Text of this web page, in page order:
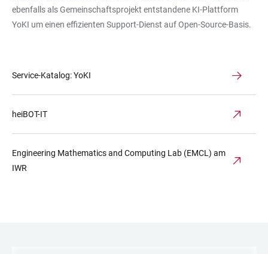
ebenfalls als Gemeinschaftsprojekt entstandene KI-Plattform
YoKI um einen effizienten Support-Dienst auf Open-Source-Basis.
Service-Katalog: YoKI
heiBOT-IT
Engineering Mathematics and Computing Lab (EMCL) am
IWR